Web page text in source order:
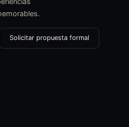
Solicitar propuesta formal